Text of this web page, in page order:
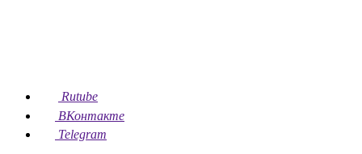
Rutube
ВКонтакте
Telegram